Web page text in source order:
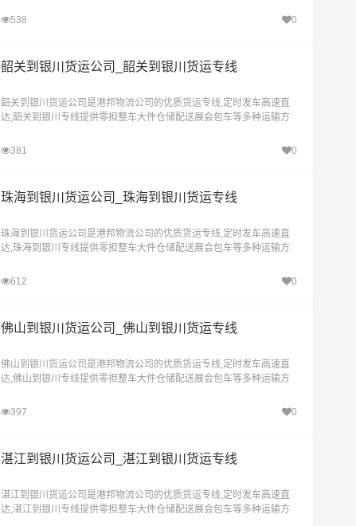
538
0
韶关到银川货运公司_韶关到银川货运专线
韶关到银川货运公司是港邦物流公司的优质货运专线,定时发车高速直
达,韶关到银川专线提供零担整车大件仓储配送展会包车等多种运输方
381
0
珠海到银川货运公司_珠海到银川货运专线
珠海到银川货运公司是港邦物流公司的优质货运专线,定时发车高速直
达,珠海到银川专线提供零担整车大件仓储配送展会包车等多种运输方
612
0
佛山到银川货运公司_佛山到银川货运专线
佛山到银川货运公司是港邦物流公司的优质货运专线,定时发车高速直
达,佛山到银川专线提供零担整车大件仓储配送展会包车等多种运输方
397
0
湛江到银川货运公司_湛江到银川货运专线
湛江到银川货运公司是港邦物流公司的优质货运专线,定时发车高速直
达,湛江到银川专线提供零担整车大件仓储配送展会包车等多种运输方